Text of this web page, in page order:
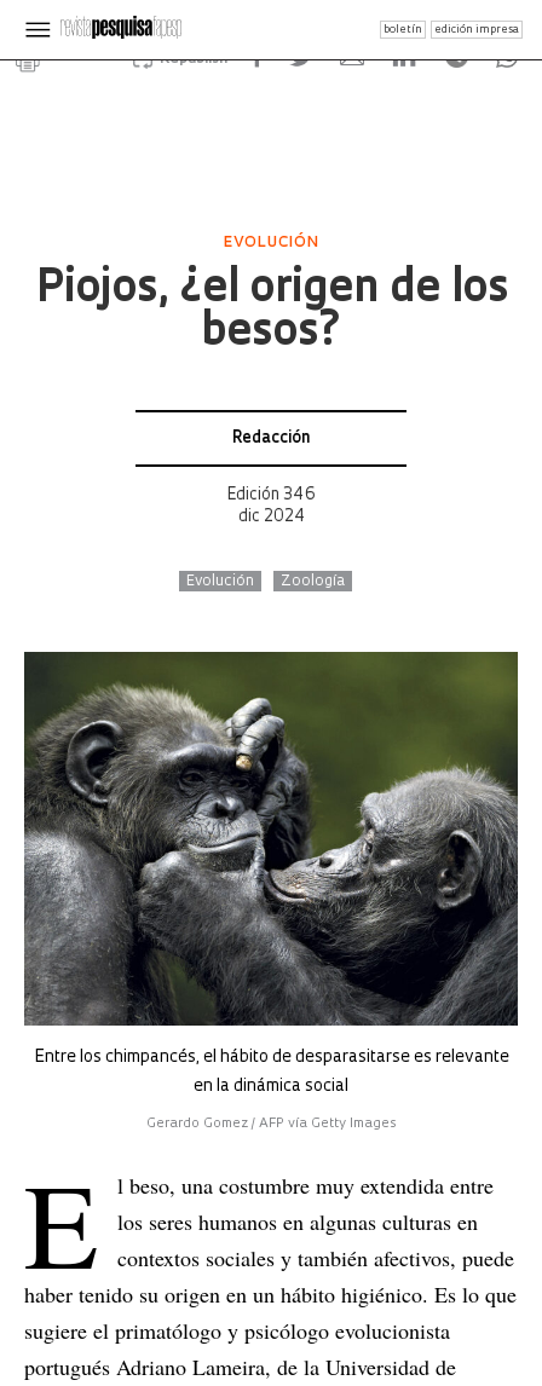
boletín edición impresa
Republish
EVOLUCIÓN
Piojos, ¿el origen de los
besos?
Redacción
Edición 346
dic 2024
Evolución Zoología
Entre los chimpancés, el hábito de desparasitarse es relevante
en la dinámica social
Gerardo Gomez / AFP vía Getty Images
E
l beso, una costumbre muy extendida entre
los seres humanos en algunas culturas en
contextos sociales y también afectivos, puede
haber tenido su origen en un hábito higiénico. Es lo que
sugiere el primatólogo y psicólogo evolucionista
portugués Adriano Lameira, de la Universidad de